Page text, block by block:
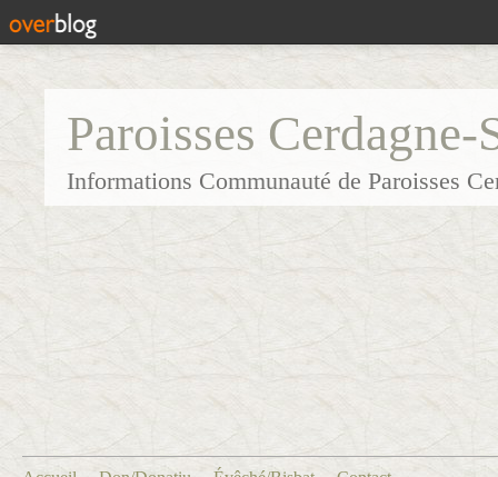
Paroisses
Informations Communauté de Paroisses